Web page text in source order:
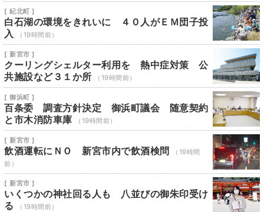
[ 紀北町 ]
白石湖の環境をきれいに ４０人がＥＭ団子投
入
（19時間前）
[ 新宮市 ]
クーリングシェルター利用を 熱中症対策 公
共施設など３１か所
（19時間前）
[ 御浜町 ]
百条委 調査方針決定 御浜町議会 随意契約
と市木消防車庫
（19時間前）
[ 新宮市 ]
飲酒運転にＮＯ 新宮市内で飲酒検問
（19時間
前）
[ 新宮市 ]
いくつかの神社回る人も 八並びの御朱印受け
る
（19時間前）